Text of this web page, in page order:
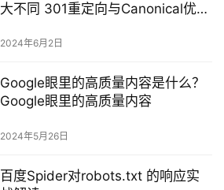
大不同 301重定向与Canonical优化
2024年6月2日
Google眼里的高质量内容是什么？
Google眼里的高质量内容
2024年5月26日
百度Spider对robots.txt 的响应实